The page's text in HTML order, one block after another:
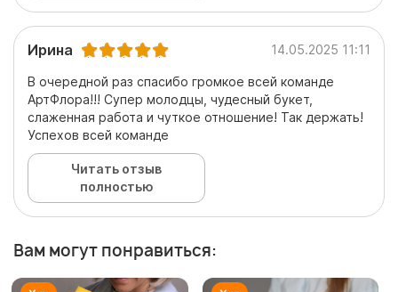
Ирина 14.05.2025 11:11
В очередной раз спасибо громкое всей команде
АртФлора!!! Супер молодцы, чудесный букет,
слаженная работа и чуткое отношение! Так держать!
Успехов всей команде
Читать отзыв
полностью
Вам могут понравиться: